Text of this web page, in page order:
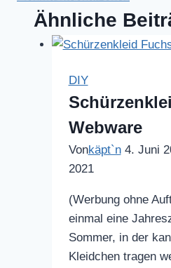
Ähnliche
DIY
Webware
Vonkäpt`n 4. Juni
2021
(Werbung ohne
einmal eine
Sommer, in der
Kleidchen tragen